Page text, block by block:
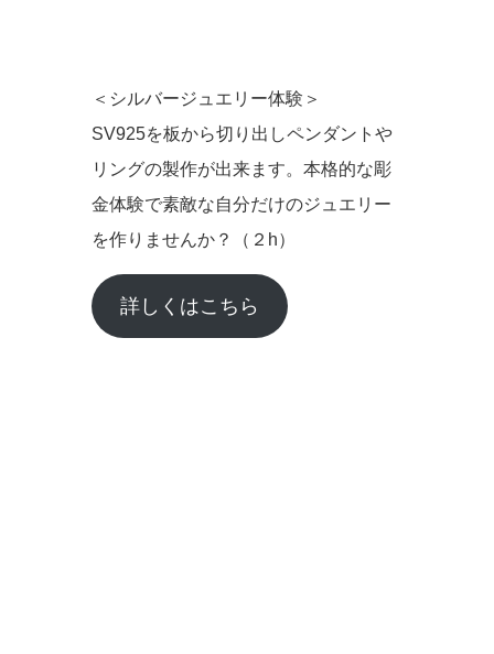
＜シルバージュエリー体験＞
SV925を板から切り出しペンダントや
リングの製作が出来ます。本格的な彫
金体験で素敵な自分だけのジュエリー
を作りませんか？（２h）
詳しくはこちら